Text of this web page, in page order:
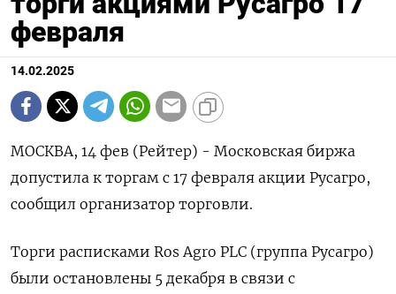
февраля
14.02.2025
МОСКВА, 14 фев (Рейтер) - Московская биржа
допустила к торгам с 17 февраля акции Русагро,
сообщил организатор торговли.
Торги расписками Ros Agro PLC (группа Русагро)
были остановлены 5 декабря в связи с